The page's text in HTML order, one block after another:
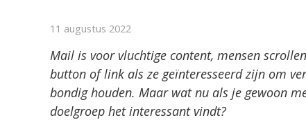
11 augustus 2022
Mail is voor vluchtige content, mensen
button of link als ze geïnteresseerd zijn om
bondig houden. Maar wat nu als je gewoon
doelgroep het interessant vindt?